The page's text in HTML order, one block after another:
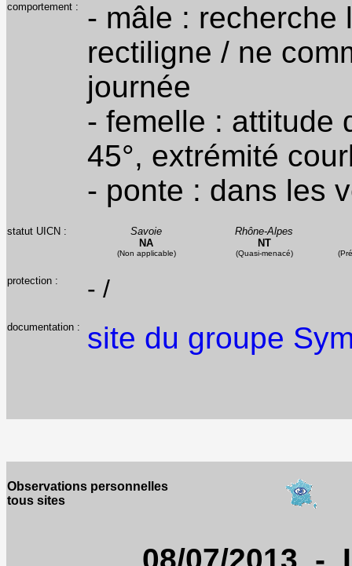
comportement :
- mâle : recherche
rectiligne / ne
journée
- femelle : attitude
45°, extrémité
- ponte : dans les
statut UICN : Savoie
Rhône-Alpes
NA
(Non applicable)
NT
(Quasi-menacé)
protection : - /
documentation : site du groupe
Observations personnelles
tous sites